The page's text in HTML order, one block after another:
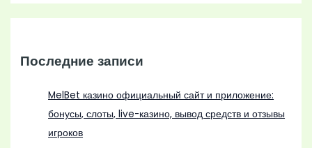
Последние записи
MelBet казино официальный сайт и приложение:
бонусы, слоты, live-казино, вывод средств и отзывы
игроков